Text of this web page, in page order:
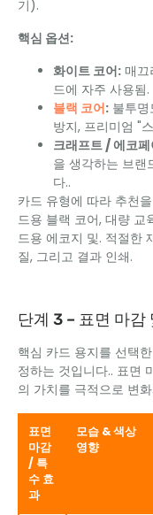
기).
핵심 옵션:
화이트 코어: 매끄
드에 자주 사용됨.
블랙 코어: 불투
방지, 프리미엄 "
크래프트 / 에코
을 생각하는 브랜
다..
카드 유형에 따라 추천
드용 블랙 코어, 대량 교
드용 에코지 및. 적절한
질, 그리고 결과 인쇄.
단계 3 – 표면 마감
핵심 카드 용지를 선택
정하는 것입니다.. 표면
의 가치를 극적으로 변
표면
마감
/ 특
수 효
과
모습 & 색상
영향